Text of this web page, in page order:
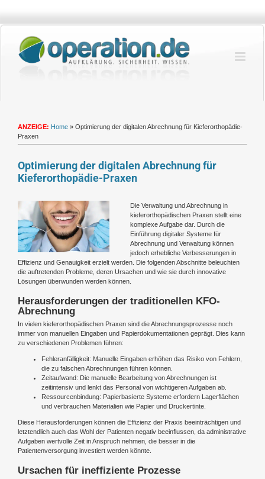
springen
ANZEIGE: Home » Optimierung der digitalen Abrechnung für Kieferorthopädie-
Praxen
Optimierung der digitalen Abrechnung für
Kieferorthopädie-Praxen
grösseres
Bild
Die Verwaltung und Abrechnung in
kieferorthopädischen Praxen stellt eine
komplexe Aufgabe dar. Durch die
Einführung digitaler Systeme für
Abrechnung und Verwaltung können
jedoch erhebliche Verbesserungen in
Effizienz und Genauigkeit erzielt werden. Die folgenden Abschnitte beleuchten
die auftretenden Probleme, deren Ursachen und wie sie durch innovative
Lösungen überwunden werden können.
Herausforderungen der traditionellen KFO-
Abrechnung
In vielen kieferorthopädischen Praxen sind die Abrechnungsprozesse noch
immer von manuellen Eingaben und Papierdokumentationen geprägt. Dies kann
zu verschiedenen Problemen führen:
Fehleranfälligkeit: Manuelle Eingaben erhöhen das Risiko von Fehlern,
die zu falschen Abrechnungen führen können.
Zeitaufwand: Die manuelle Bearbeitung von Abrechnungen ist
zeitintensiv und lenkt das Personal von wichtigeren Aufgaben ab.
Ressourcenbindung: Papierbasierte Systeme erfordern Lagerflächen
und verbrauchen Materialien wie Papier und Druckertinte.
Diese Herausforderungen können die Effizienz der Praxis beeinträchtigen und
letztendlich auch das Wohl der Patienten negativ beeinflussen, da administrative
Aufgaben wertvolle Zeit in Anspruch nehmen, die besser in die
Patientenversorgung investiert werden könnte.
Ursachen für ineffiziente Prozesse